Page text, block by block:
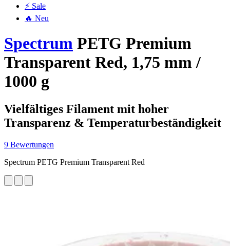
⚡ Sale
🔥 Neu
Spectrum PETG Premium
Transparent Red, 1,75 mm /
1000 g
Vielfältiges Filament mit hoher
Transparenz & Temperaturbeständigkeit
9 Bewertungen
Spectrum PETG Premium Transparent Red